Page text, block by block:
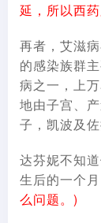
延，所以西
再者，艾滋
的感染族群
病之一，上
地由子宫、
子，凯波及佐
达芬妮不知
生后的一个
么问题。)